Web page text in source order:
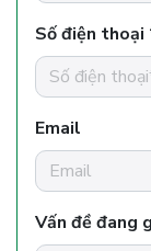
Số điện thoại
Email
Vấn đề đang